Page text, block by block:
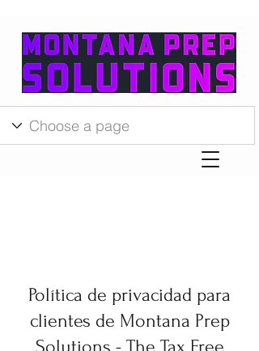
Política de privacidad para
clientes de Montana Prep
Solutions - The Tax Free